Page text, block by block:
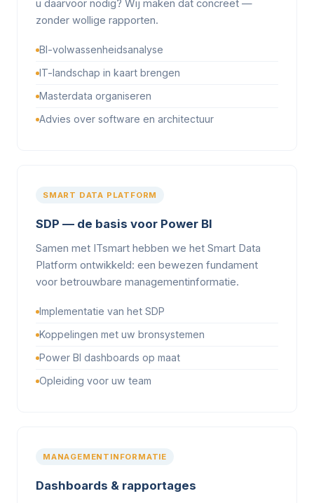
u daarvoor nodig? Wij maken dat concreet —
zonder wollige rapporten.
BI-volwassenheidsanalyse
IT-landschap in kaart brengen
Masterdata organiseren
Advies over software en architectuur
SMART DATA PLATFORM
SDP — de basis voor Power BI
Samen met ITsmart hebben we het Smart Data
Platform ontwikkeld: een bewezen fundament
voor betrouwbare managementinformatie.
Implementatie van het SDP
Koppelingen met uw bronsystemen
Power BI dashboards op maat
Opleiding voor uw team
MANAGEMENTINFORMATIE
Dashboards & rapportages